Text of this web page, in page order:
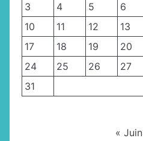
3
4 5 6
10
11 12 13
17
18 19 20
24
25 26 27
31
« Juin